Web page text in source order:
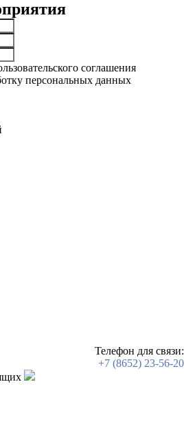
соглашения
персональных данных
Телефон для связи:
+7 (8652) 23-56-20